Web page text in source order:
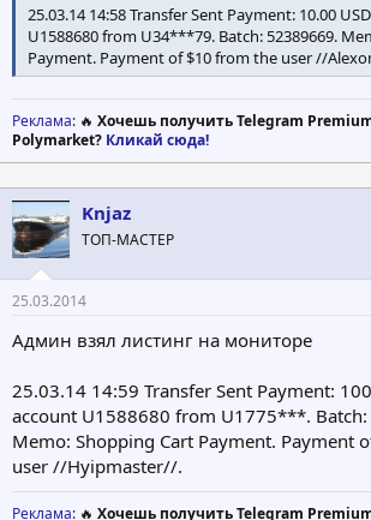
25.03.14 14:58 Transfer Sent Payment: 10.00
U1588680 from U34***79. Batch: 52389669.
Payment. Payment of $10 from the user //
Реклама: 🔥 Хочешь получить Telegram
Polymarket? Кликай сюда!
Knjaz
ТОП-МАСТЕР
25.03.2014
Админ взял листинг на мониторе
25.03.14 14:59 Transfer Sent Payment:
account U1588680 from U1775***.
Memo: Shopping Cart Payment. Payment
user //Hyipmaster//.
Реклама: 🔥 Хочешь получить Telegram